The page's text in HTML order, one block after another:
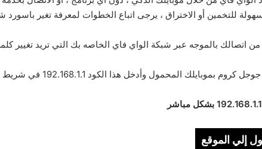
للتخمين أو الاختراق ، يرجى اتباع الخطوات لمعرفة تغير باسورد
من اتصالك بالموجه عبر شبكة الواي فاي الخاصه بك التي تريد تغيير
بموبايلك المحمول وأدخل هذا الكود 192.168.1.1 في شريط عنوان المتصفح للبحث فوق.
إلي الموقع